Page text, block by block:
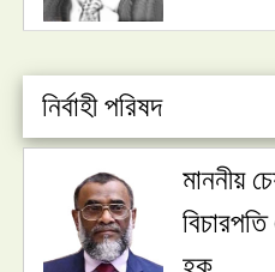
নির্বাহী পরিষদ
মাননীয়